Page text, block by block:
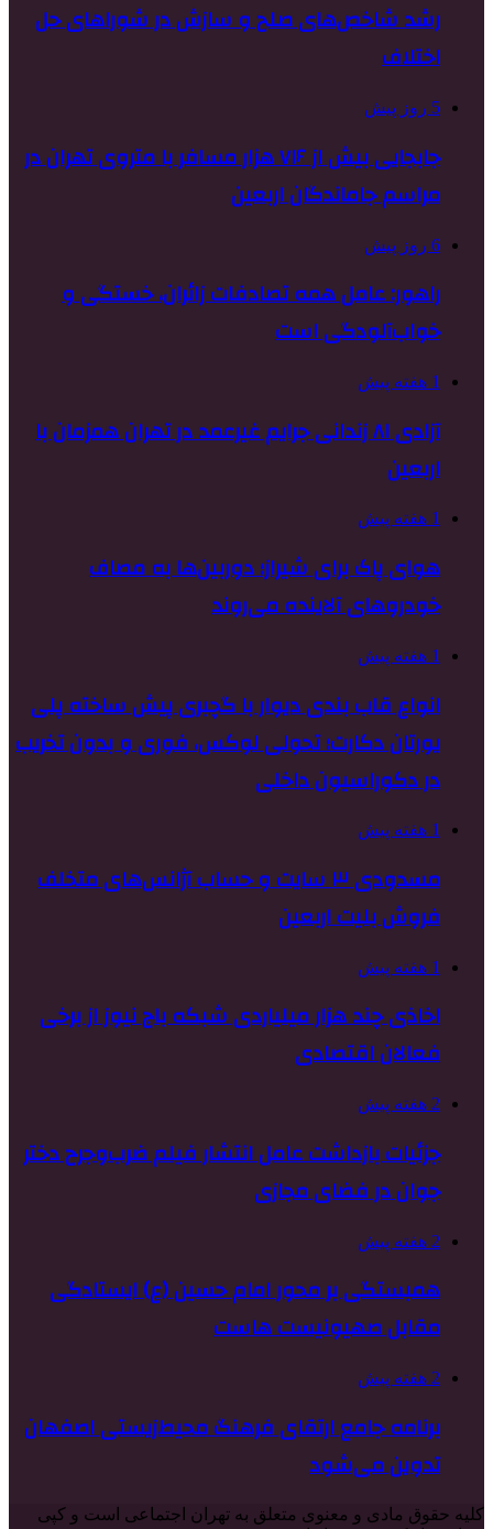
رشد شاخص‌های صلح و سازش در شوراهای حل
اختلاف
5 روز پیش
جابجایی بیش از ۷۱۶ هزار مسافر با متروی تهران در
مراسم جاماندگان اربعین
6 روز پیش
راهور: عامل همه تصادفات زائران، خستگی و
خواب‌آلودگی است
1 هفته پیش
آزادی ۸۱ زندانی جرایم غیرعمد در تهران همزمان با
اربعین
1 هفته پیش
هوای پاک برای شیراز؛ دوربین‌ها به مصاف
خودروهای آلاینده می‌روند
1 هفته پیش
انواع قاب بندی دیوار با گچبری پیش ساخته پلی
یورتان دکارت؛ تحولی لوکس، فوری و بدون تخریب
در دکوراسیون داخلی
1 هفته پیش
مسدودی ۳ سایت و حساب آژانس‌های متخلف
فروش بلیت اربعین
1 هفته پیش
اخاذی چند هزار میلیاردی شبکه باج نیوز از برخی
فعالان اقتصادی
2 هفته پیش
جزئیات بازداشت عامل انتشار فیلم ضرب‌وجرح دختر
جوان در فضای مجازی
2 هفته پیش
همبستگی بر محور امام حسین (ع) ایستادگی
مقابل صهیونیست هاست
2 هفته پیش
برنامه جامع ارتقای فرهنگ محیط‌زیستی اصفهان
تدوین می‌شود
کلیه حقوق مادی و معنوی متعلق به تهران اجتماعی است و کپی